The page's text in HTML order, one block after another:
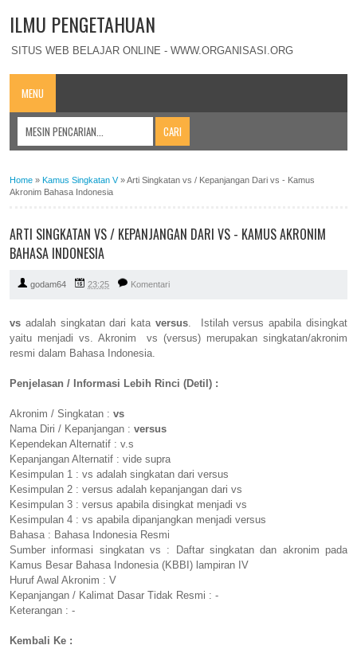
ILMU PENGETAHUAN
SITUS WEB BELAJAR ONLINE - WWW.ORGANISASI.ORG
MENU
Home » Kamus Singkatan V»Arti Singkatan vs / Kepanjangan Dari vs - Kamus
Akronim Bahasa Indonesia
ARTI SINGKATAN VS / KEPANJANGAN DARI VS - KAMUS AKRONIM
BAHASA INDONESIA
godam64 23:25 Komentari
vs adalah singkatan dari kata versus. Istilah versus apabila disingkat
yaitu menjadi vs. Akronim vs (versus) merupakan singkatan/akronim
resmi dalam Bahasa Indonesia.
Penjelasan / Informasi Lebih Rinci (Detil) :
Akronim / Singkatan : vs
Nama Diri / Kepanjangan : versus
Kependekan Alternatif : v.s
Kepanjangan Alternatif : vide supra
Kesimpulan 1 : vs adalah singkatan dari versus
Kesimpulan 2 : versus adalah kepanjangan dari vs
Kesimpulan 3 : versus apabila disingkat menjadi vs
Kesimpulan 4 : vs apabila dipanjangkan menjadi versus
Bahasa : Bahasa Indonesia Resmi
Sumber informasi singkatan vs : Daftar singkatan dan akronim pada
Kamus Besar Bahasa Indonesia (KBBI) lampiran IV
Huruf Awal Akronim : V
Kepanjangan / Kalimat Dasar Tidak Resmi : -
Keterangan : -
Kembali Ke :